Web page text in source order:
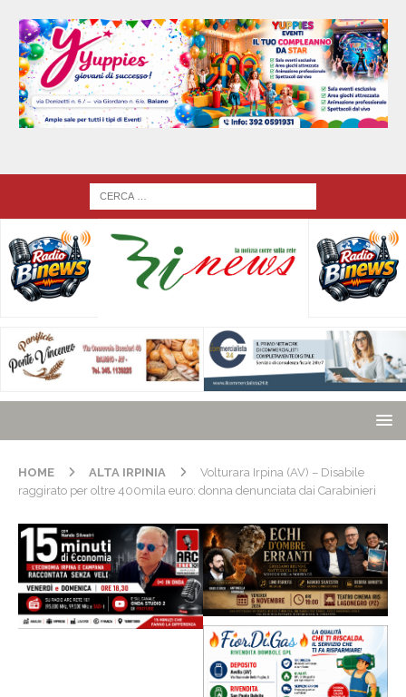
HOME ALTA IRPINIA
Volturara Irpina (AV) – Disabile
raggirato per oltre 400mila euro: donna denunciata dai Carabinieri